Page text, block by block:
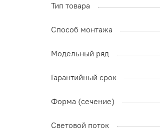
Тип товара
Способ монтажа
Модельный ряд
Гарантийный срок
Форма (сечение)
Световой поток